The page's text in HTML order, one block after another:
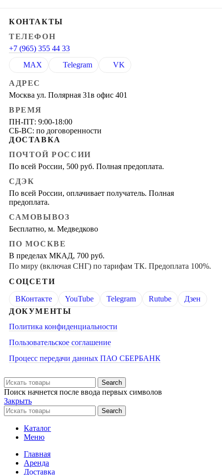
КОНТАКТЫ
ТЕЛЕФОН
+7 (965) 355 44 33
MAX
Telegram VK
АДРЕС
Москва ул. Полярная 31в офис 401
ВРЕМЯ
ПН-ПТ: 9:00-18:00
СБ-ВС: по договоренности
ДОСТАВКА
ПОЧТОЙ РОССИИ
По всей России, 500 руб. Полная предоплата.
СДЭК
По всей России, оплачивает получатель. Полная
предоплата.
САМОВЫВОЗ
Бесплатно, м. Медведково
ПО МОСКВЕ
В пределах МКАД, 700 руб.
По миру (включая СНГ) по тарифам ТК. Предоплата 100%.
СОЦСЕТИ
ВКонтакте YouTube Telegram Rutube
Дзен
ДОКУМЕНТЫ
Политика конфиденциальности
Пользовательское соглашение
Процесс передачи данных ПАО СБЕРБАНК
Search
Поиск начнется после ввода первых символов
Закрыть
Search
Каталог
Меню
Главная
Аренда
Доставка